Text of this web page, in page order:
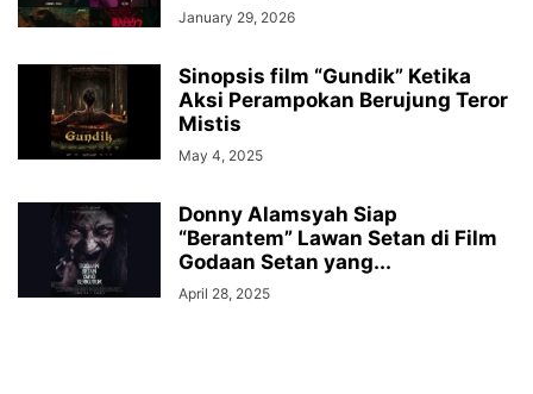
January 29, 2026
Sinopsis film “Gundik” Ketika
Aksi Perampokan Berujung Teror
Mistis
May 4, 2025
Donny Alamsyah Siap
“Berantem” Lawan Setan di Film
Godaan Setan yang...
April 28, 2025